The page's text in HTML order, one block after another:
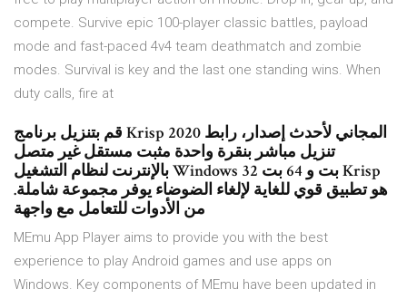
compete. Survive epic 100-player classic battles, payload
mode and fast-paced 4v4 team deathmatch and zombie
modes. Survival is key and the last one standing wins. When
duty calls, fire at
قم بتنزيل برنامج Krisp 2020 المجاني لأحدث إصدار، رابط
تنزيل مباشر بنقرة واحدة مثبت مستقل غير متصل
بالإنترنت لنظام التشغيل Windows 32 بت و 64 بت Krisp
.هو تطبيق قوي للغاية لإلغاء الضوضاء يوفر مجموعة شاملة
من الأدوات للتعامل مع واجهة
MEmu App Player aims to provide you with the best
experience to play Android games and use apps on
Windows. Key components of MEmu have been updated in